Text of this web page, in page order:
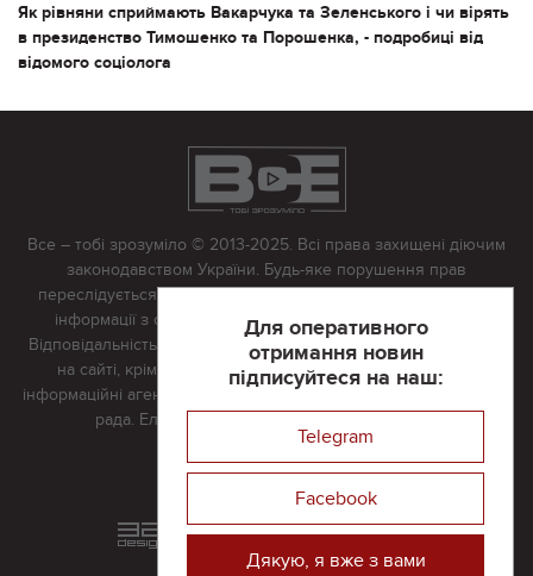
Як рівняни сприймають Вакарчука та Зеленського і чи вірять
в президенство Тимошенко та Порошенка, - подробиці від
відомого соціолога
Для оперативного
отримання новин
підписуйтеся на наш:
Telegram
Facebook
Дякую, я вже з вами
Все – тобі зрозуміло © 2013-2025. Всі права захищені діючим
законодавством України. Будь-яке порушення прав
переслідується в судовому порядку. Будь-яке відтворення
інформації з сайту тільки з письмово дозволу редакції.
Відповідальність за достовірність усіх матеріалів, розміщених
на сайті, крім матеріалів, які містять посилання на інші
інформаційні агентства або інтернет-видання, несе редакційна
рада. Електронна пошта:
Реклама на сайті
Розроблений та підтримується